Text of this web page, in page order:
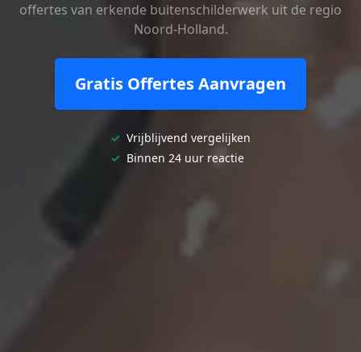
offertes van erkende buitenschilderwerk uit de regio
Noord-Holland.
Gratis Offertes Aanvragen
✓ Vrijblijvend vergelijken
✓ Binnen 24 uur reactie